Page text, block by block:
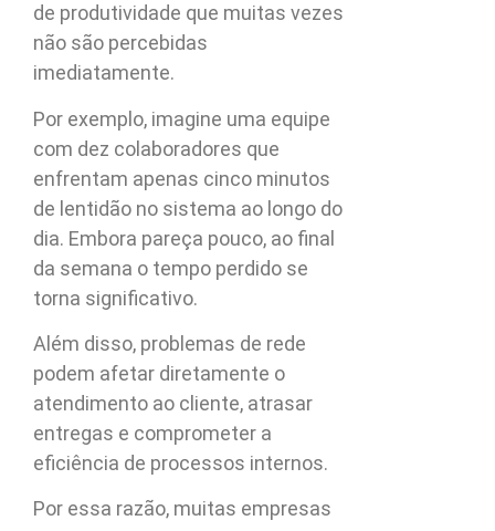
de produtividade que muitas vezes
não são percebidas
imediatamente.
Por exemplo, imagine uma equipe
com dez colaboradores que
enfrentam apenas cinco minutos
de lentidão no sistema ao longo do
dia. Embora pareça pouco, ao final
da semana o tempo perdido se
torna significativo.
Além disso, problemas de rede
podem afetar diretamente o
atendimento ao cliente, atrasar
entregas e comprometer a
eficiência de processos internos.
Por essa razão, muitas empresas